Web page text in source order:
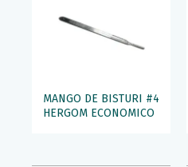
MANGO DE BISTURI #4
HERGOM ECONOMICO